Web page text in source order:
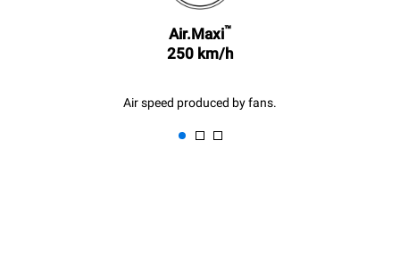
Air.Maxi™
250 km/h
Air speed produced by fans.